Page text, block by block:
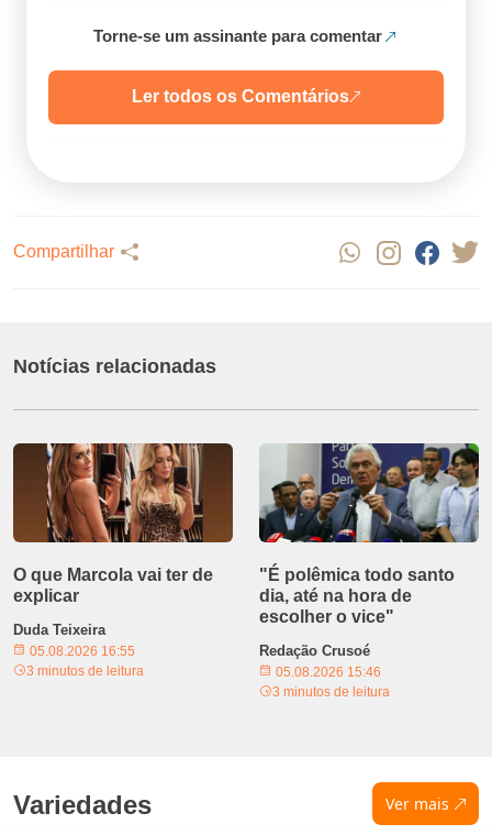
Torne-se um assinante para comentar
Ler todos os Comentários
Compartilhar
Notícias relacionadas
O que Marcola vai ter de
explicar
Duda Teixeira
05.08.2026 16:55
3 minutos de leitura
"É polêmica todo santo
dia, até na hora de
escolher o vice"
Redação Crusoé
05.08.2026 15:46
3 minutos de leitura
Variedades Ver mais